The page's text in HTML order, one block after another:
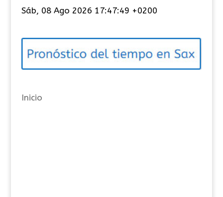
e
o
í
s
Sáb, 08 Ago 2026 17:47:49 +0200
Inicio